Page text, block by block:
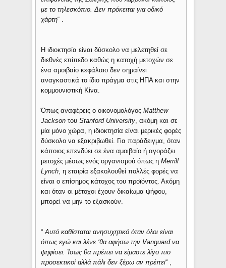
με το τηλεσκόπιο. Δεν πρόκειται για οδικό
χάρτη“ .
Η ιδιοκτησία είναι δύσκολο να μελετηθεί σε
διεθνές επίπεδο καθώς η κατοχή μετοχών σε
ένα αμοιβαίο κεφάλαιο δεν σημαίνει
αναγκαστικά το ίδιο πράγμα στις ΗΠΑ και στην
κομμουνιστική Κίνα.
Όπως αναφέρεις ο οικονομολόγοςMatthew
Jackson τουStanford University, ακόμη και σε
μία μόνο χώρα, η ιδιοκτησία είναι μερικές φορές
δύσκολο να εξακριβωθεί. Για παράδειγμα, όταν
κάποιος επενδύει σε ένα αμοιβαίο ή αγοράζει
μετοχές μέσως ενός οργανισμού όπως ηMerrill
Lynch, η εταιρία εξακολουθεί πολλές φορές να
είναι ο επίσημος κάτοχος του προϊόντος. Ακόμη
και όταν οι μέτοχοι έχουν δικαίωμα ψήφου,
μπορεί να μην το εξασκούν.
“Αυτό καθίσταται ανησυχητικό όταν όλοι είναι
όπως εγώ και λένε ‘θα αφήσω την Vanguard να
ψηφίσει. Ίσως θα πρέπει να είμαστε λίγο πιο
προσεκτικοί αλλά πάλι δεν ξέρω αν πρέπει“ ,